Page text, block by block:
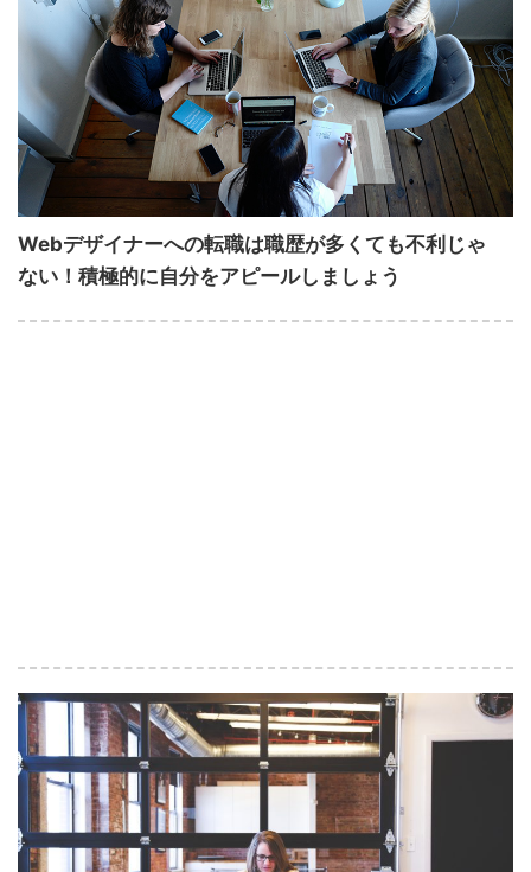
Webデザイナーへの転職は職歴が多くても不利じゃ
ない！積極的に自分をアピールしましょう